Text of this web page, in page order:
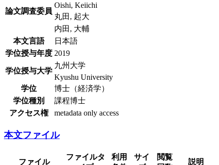
論文調査委員
Oishi, Keiichi
丸田, 起大
内田, 大輔
本文言語
日本語
学位授与年度 2019
学位授与大学
九州大学
Kyushu University
学位
博士（経済学）
学位種別
課程博士
アクセス権
metadata only access
本文ファイル
ファイル
ファイルタ
利用
サイ
閲覧
説明